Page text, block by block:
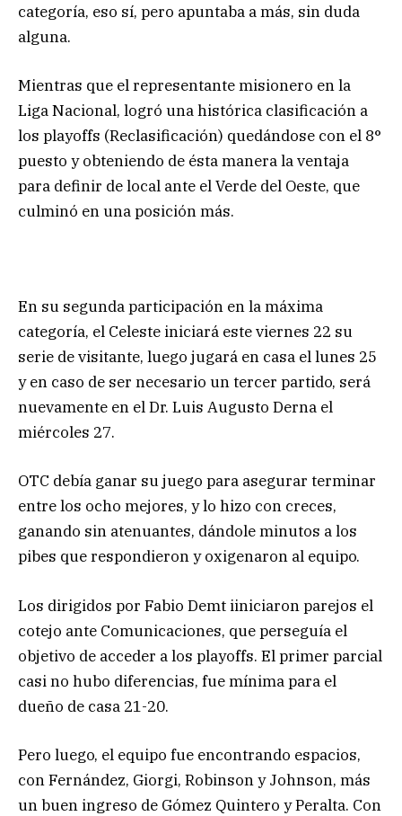
categoría, eso sí, pero apuntaba a más, sin duda
alguna.
Mientras que el representante misionero en la
Liga Nacional, logró una histórica clasificación a
los playoffs (Reclasificación) quedándose con el 8°
puesto y obteniendo de ésta manera la ventaja
para definir de local ante el Verde del Oeste, que
culminó en una posición más.
En su segunda participación en la máxima
categoría, el Celeste iniciará este viernes 22 su
serie de visitante, luego jugará en casa el lunes 25
y en caso de ser necesario un tercer partido, será
nuevamente en el Dr. Luis Augusto Derna el
miércoles 27.
OTC debía ganar su juego para asegurar terminar
entre los ocho mejores, y lo hizo con creces,
ganando sin atenuantes, dándole minutos a los
pibes que respondieron y oxigenaron al equipo.
Los dirigidos por Fabio Demt iiniciaron parejos el
cotejo ante Comunicaciones, que perseguía el
objetivo de acceder a los playoffs. El primer parcial
casi no hubo diferencias, fue mínima para el
dueño de casa 21-20.
Pero luego, el equipo fue encontrando espacios,
con Fernández, Giorgi, Robinson y Johnson, más
un buen ingreso de Gómez Quintero y Peralta. Con